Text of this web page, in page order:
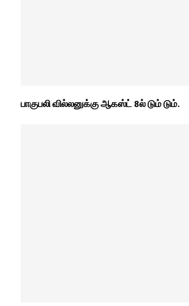
பாகுபலி வில்லனுக்கு ஆகஸ்ட் 8ல் டும் டும்.